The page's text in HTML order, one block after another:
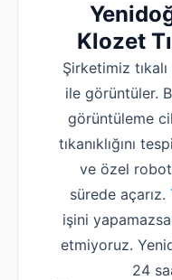
Klozet
Şirketimiz
ile görüntüler.
görüntüleme
tıkanıklığını
ve özel robot
sürede açarız.
işini
etmiyoruz.
24